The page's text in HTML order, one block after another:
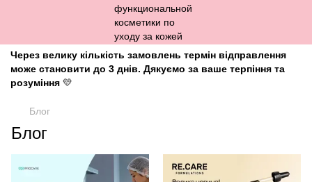
Через велику кількість замовлень термін відправлення
може становити до 3 днів. Дякуємо за ваше терпіння та
розуміння 💛
Блог
Блог